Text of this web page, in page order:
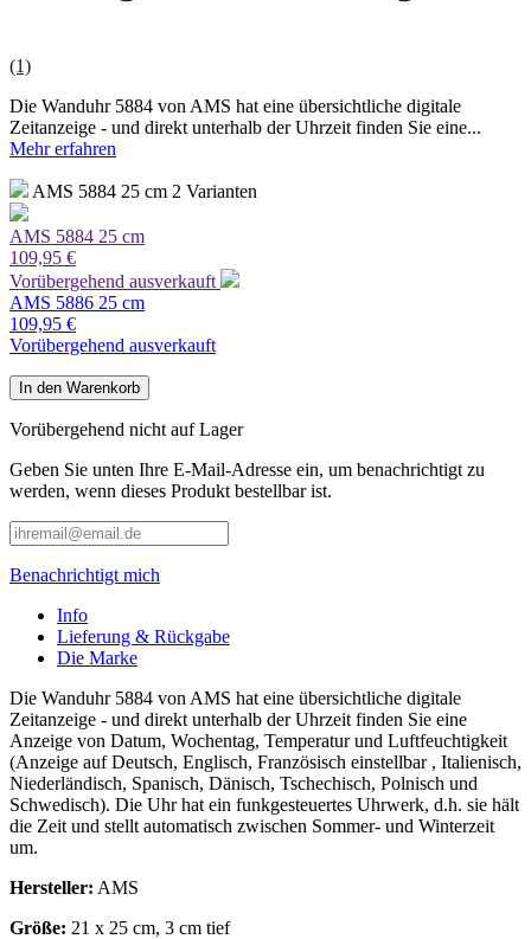
(1)
Die Wanduhr 5884 von AMS hat eine übersichtliche digitale
Zeitanzeige - und direkt unterhalb der Uhrzeit finden Sie eine...
Mehr erfahren
AMS 5884 25 cm 2 Varianten
AMS 5884 25 cm
109,95 €
Vorübergehend ausverkauft
AMS 5886 25 cm
109,95 €
Vorübergehend ausverkauft
In den Warenkorb
Vorübergehend nicht auf Lager
Geben Sie unten Ihre E-Mail-Adresse ein, um benachrichtigt zu
werden, wenn dieses Produkt bestellbar ist.
Benachrichtigt mich
Info
Lieferung & Rückgabe
Die Marke
Die Wanduhr 5884 von AMS hat eine übersichtliche digitale
Zeitanzeige - und direkt unterhalb der Uhrzeit finden Sie eine
Anzeige von Datum, Wochentag, Temperatur und Luftfeuchtigkeit
(Anzeige auf Deutsch, Englisch, Französisch einstellbar , Italienisch,
Niederländisch, Spanisch, Dänisch, Tschechisch, Polnisch und
Schwedisch). Die Uhr hat ein funkgesteuertes Uhrwerk, d.h. sie hält
die Zeit und stellt automatisch zwischen Sommer- und Winterzeit
um.
Hersteller: AMS
Größe: 21 x 25 cm, 3 cm tief